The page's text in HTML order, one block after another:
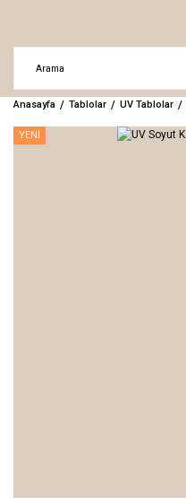
Anasayfa Tablolar UV Tablolar
YENİ